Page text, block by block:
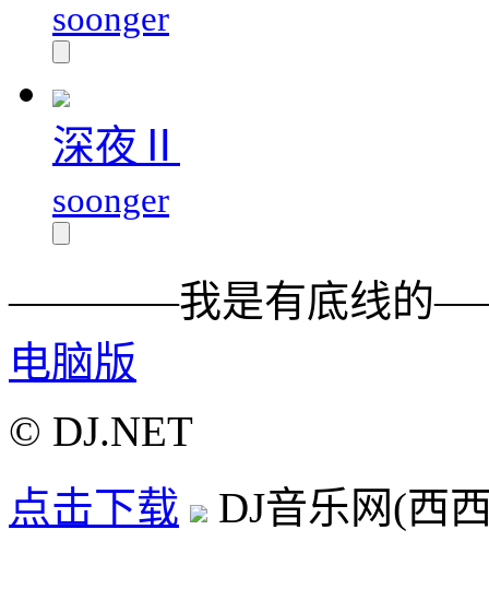
soonger
深夜Ⅱ
soonger
————我是有底线
电脑版
© DJ.NET
点击下载
DJ音乐网(西